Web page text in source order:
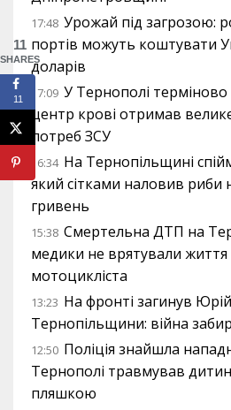
17:48 Урожай під загрозою:
портів можуть коштувати
доларів
17:09 У Тернополі терміново
центр крові отримав
потреб ЗСУ
16:34 На Тернопільщині
який сітками наловив риби
гривень
15:38 Смертельна ДТП на
медики не врятували життя
мотоцикліста
13:23 На фронті загинув
Тернопільщини: війна
12:50 Поліція знайшла
Тернополі травмував
пляшкою
11
SHARES
11